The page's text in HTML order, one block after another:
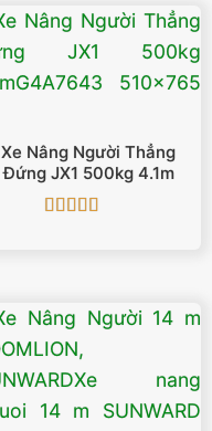
Xe Nâng Người Thẳng
Đứng JX1 500kg 4.1m